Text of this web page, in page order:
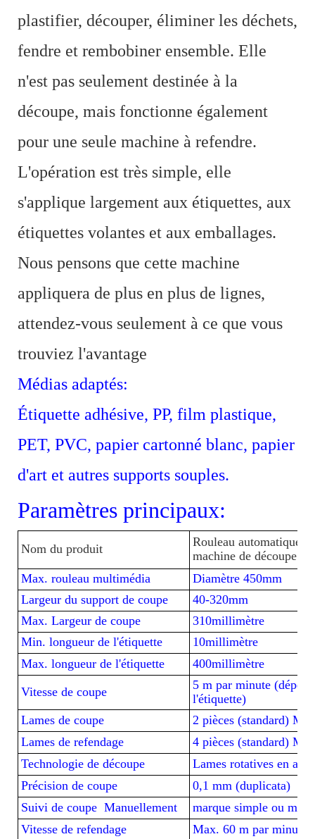
plastifier, découper, éliminer les déchets,
fendre et rembobiner ensemble. Elle
n'est pas seulement destinée à la
découpe, mais fonctionne également
pour une seule machine à refendre.
L'opération est très simple, elle
s'applique largement aux étiquettes, aux
étiquettes volantes et aux emballages.
Nous pensons que cette machine
appliquera de plus en plus de lignes,
attendez-vous seulement à ce que vous
trouviez l'avantage
Médias adaptés:
Étiquette adhésive, PP, film plastique,
PET, PVC, papier cartonné blanc, papier
d'art et autres supports souples.
Paramètres principaux:
Nom du produit
Rouleau automatique
machine de découpe
Max. rouleau multimédia
Diamètre 450mm
Largeur du support de coupe
40-320mm
Max. Largeur de coupe
310millimètre
Min. longueur de l'étiquette
10millimètre
Max. longueur de l'étiquette
400millimètre
Vitesse de coupe
5 m par minute
l'étiquette)
Lames de coupe
2 pièces (standard)
Lames de refendage
4 pièces (standard)
Technologie de découpe
Lames rotatives en
Précision de coupe
0,1 mm (duplicata)
Suivi de coupe Manuellement
marque simple ou
Vitesse de refendage
Max. 60 m par minute